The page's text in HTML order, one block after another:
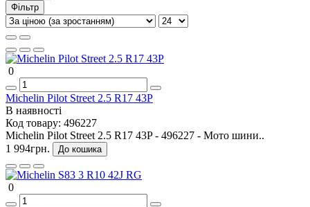
Фільтр
0
Michelin Pilot Street 2.5 R17 43P
В наявності
Код товару: 496227
Michelin Pilot Street 2.5 R17 43P - 496227 - Мото шини..
1 994грн.
До кошика
0